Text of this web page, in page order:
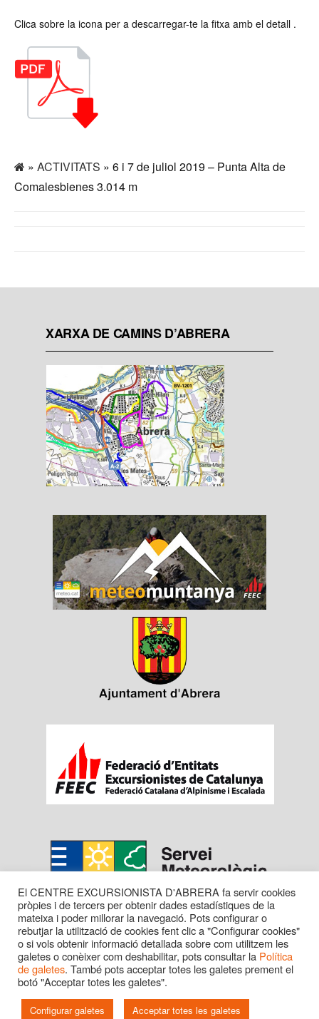
Clica sobre la icona per a descarregar-te la fitxa amb el detall .
» ACTIVITATS » 6 i 7 de juliol 2019 – Punta Alta de
Comalesbienes 3.014 m
XARXA DE CAMINS D’ABRERA
Copyright © 2016 CENTRE EXC. D'ABRERA. Tots els
drets reservats.
El CENTRE EXCURSIONISTA D'ABRERA fa servir cookies
pròpies i de tercers per obtenir dades estadístiques de la
mateixa i poder millorar la navegació. Pots configurar o
rebutjar la utilització de cookies fent clic a "Configurar cookies"
o si vols obtenir informació detallada sobre com utilitzem les
galetes o conèixer com deshabilitar, pots consultar la Política
de galetes. També pots acceptar totes les galetes prement el
botó "Acceptar totes les galetes".
Configurar galetes Acceptar totes les galetes